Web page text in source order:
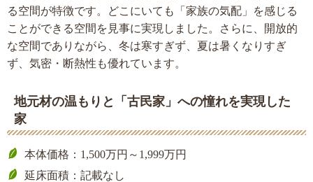
る空間が特徴です。どこにいても「家族の気配」を感じる
ことができる空間を見事に実現しました。さらに、開放的
な空間でありながら、冬は寒すぎず、夏は暑くなりすぎ
ず、気密・断熱性も優れています。
地元材の温もりと「古民家」への憧れを実現した
家
本体価格：1,500万円～1,999万円
延床面積：記載なし